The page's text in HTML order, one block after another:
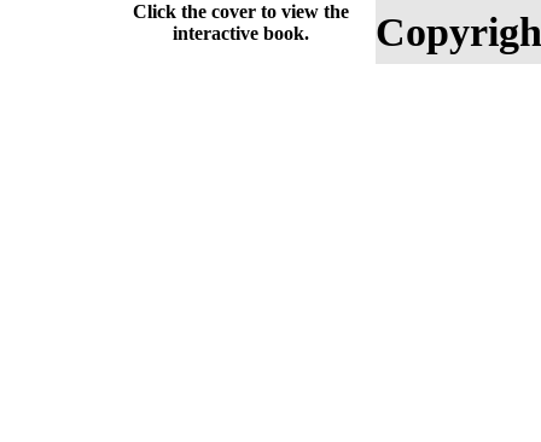
Click the cover to view the
interactive book.